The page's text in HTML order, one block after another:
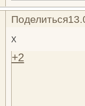
Поделиться
Х
+2